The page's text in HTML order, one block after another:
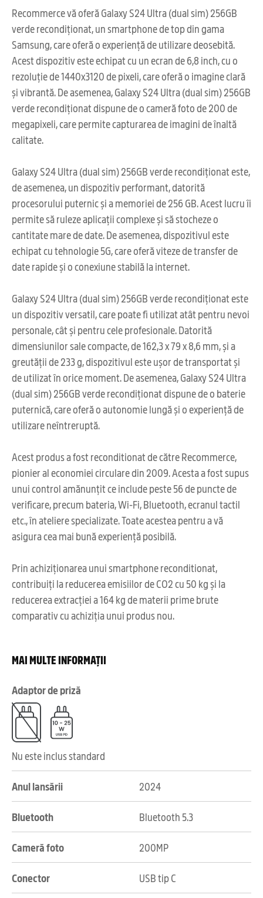
Recommerce vă oferă Galaxy S24 Ultra (dual sim) 256GB
verde recondiționat, un smartphone de top din gama
Samsung, care oferă o experiență de utilizare deosebită.
Acest dispozitiv este echipat cu un ecran de 6,8 inch, cu o
rezoluție de 1440x3120 de pixeli, care oferă o imagine clară
și vibrantă. De asemenea, Galaxy S24 Ultra (dual sim) 256GB
verde recondiționat dispune de o cameră foto de 200 de
megapixeli, care permite capturarea de imagini de înaltă
calitate.
Galaxy S24 Ultra (dual sim) 256GB verde recondiționat este,
de asemenea, un dispozitiv performant, datorită
procesorului puternic și a memoriei de 256 GB. Acest lucru îi
permite să ruleze aplicații complexe și să stocheze o
cantitate mare de date. De asemenea, dispozitivul este
echipat cu tehnologie 5G, care oferă viteze de transfer de
date rapide și o conexiune stabilă la internet.
Galaxy S24 Ultra (dual sim) 256GB verde recondiționat este
un dispozitiv versatil, care poate fi utilizat atât pentru nevoi
personale, cât și pentru cele profesionale. Datorită
dimensiunilor sale compacte, de 162,3 x 79 x 8,6 mm, și a
greutății de 233 g, dispozitivul este ușor de transportat și
de utilizat în orice moment. De asemenea, Galaxy S24 Ultra
(dual sim) 256GB verde recondiționat dispune de o baterie
puternică, care oferă o autonomie lungă și o experiență de
utilizare neîntreruptă.
Acest produs a fost reconditionat de către Recommerce,
pionier al economiei circulare din 2009. Acesta a fost supus
unui control amănunțit ce include peste 56 de puncte de
verificare, precum bateria, Wi-Fi, Bluetooth, ecranul tactil
etc., în ateliere specializate. Toate acestea pentru a vă
asigura cea mai bună experiență posibilă.
Prin achiziționarea unui smartphone reconditionat,
contribuiți la reducerea emisiilor de CO2 cu 50 kg și la
reducerea extracției a 164 kg de materii prime brute
comparativ cu achiziția unui produs nou.
MAI MULTE INFORMAȚII
Adaptor de priză
Nu este inclus standard
Anul lansării 2024
Bluetooth Bluetooth 5.3
Cameră foto 200MP
Conector USB tip C